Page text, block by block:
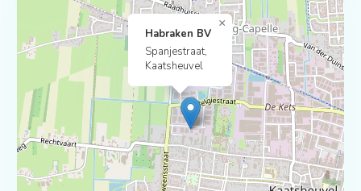
Habraken BV
Spanjestraat,
Kaatsheuvel
×